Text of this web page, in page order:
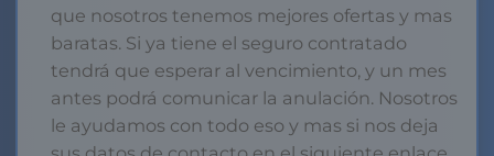
que nosotros tenemos mejores ofertas y mas
baratas. Si ya tiene el seguro contratado
tendrá que esperar al vencimiento, y un mes
antes podrá comunicar la anulación. Nosotros
le ayudamos con todo eso y mas si nos deja